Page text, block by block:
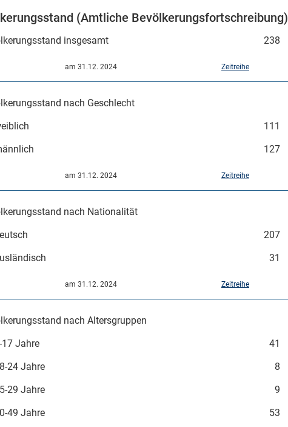
(Amtliche Bevölkerungsfortschreibung)
insgesamt 238
am 31.12. 2024 Zeitreihe
nach Geschlecht
111
127
am 31.12. 2024 Zeitreihe
nach Nationalität
207
31
am 31.12. 2024 Zeitreihe
nach Altersgruppen
17 Jahre
41
24 Jahre
8
29 Jahre
9
49 Jahre
53